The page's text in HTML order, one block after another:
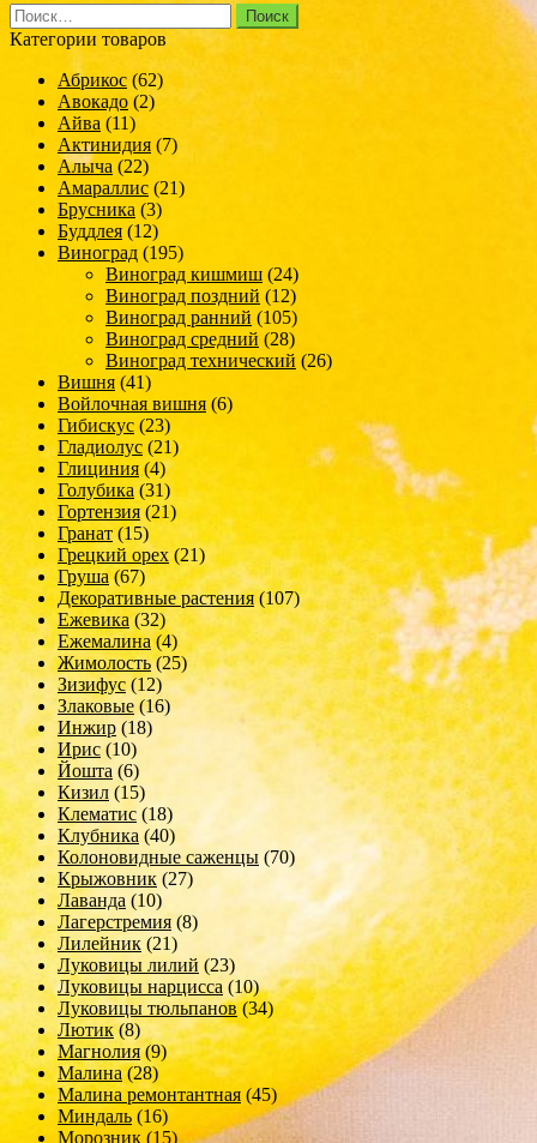
Найти:
Категории товаров
Абрикос (62)
Авокадо (2)
Айва (11)
Актинидия (7)
Алыча (22)
Амараллис (21)
Брусника (3)
Буддлея (12)
Виноград (195)
Виноград кишмиш (24)
Виноград поздний (12)
Виноград ранний (105)
Виноград средний (28)
Виноград технический (26)
Вишня (41)
Войлочная вишня (6)
Гибискус (23)
Гладиолус (21)
Глициния (4)
Голубика (31)
Гортензия (21)
Гранат (15)
Грецкий орех (21)
Груша (67)
Декоративные растения (107)
Ежевика (32)
Ежемалина (4)
Жимолость (25)
Зизифус (12)
Злаковые (16)
Инжир (18)
Ирис (10)
Йошта (6)
Кизил (15)
Клематис (18)
Клубника (40)
Колоновидные саженцы (70)
Крыжовник (27)
Лаванда (10)
Лагерстремия (8)
Лилейник (21)
Луковицы лилий (23)
Луковицы нарцисса (10)
Луковицы тюльпанов (34)
Лютик (8)
Магнолия (9)
Малина (28)
Малина ремонтантная (45)
Миндаль (16)
Морозник (15)